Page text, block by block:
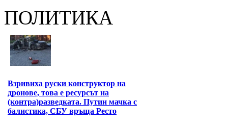
ПОЛИТИКА
Взривиха руски конструктор на
дронове, това е ресурсът на
(контра)разведката. Путин мачка с
балистика, СБУ връща Ресто